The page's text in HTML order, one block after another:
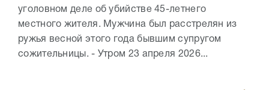
уголовном деле об убийстве 45-летнего
местного жителя. Мужчина был расстрелян из
ружья весной этого года бывшим супругом
сожительницы. - Утром 23 апреля 2026...